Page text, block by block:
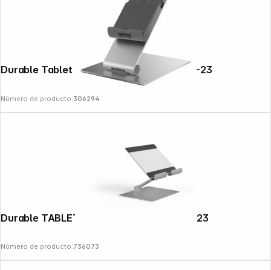
Durable Tablet Holder TABLE plata 8930-23
Número de producto:306294
Durable TABLET STAND RISE silver 894023
Número de producto:736073